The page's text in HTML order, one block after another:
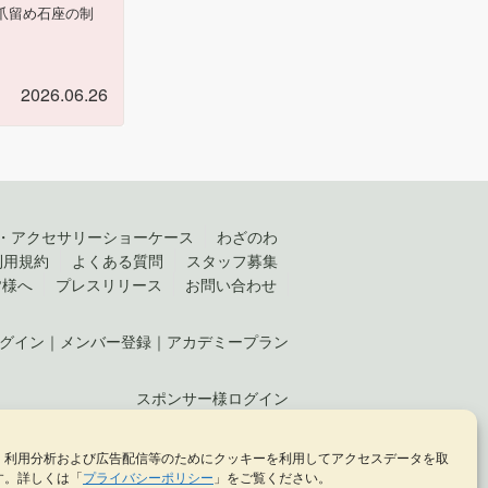
用分析および広告配信等のためにクッキーを利用してアクセスデータを取
詳しくは「プライバシーポリシー 」をご覧ください。
留め石座の制
2026.06.26
アクセサリーショーケース
わざのわ
規約 よくある質問
スタッフ募集
へ
プレスリリース お問い合わせ
イン ｜ メンバー登録 ｜ アカデミープラン
スポンサー様ログイン
KELLCH Co., Ltd. （株式会社ケルヒ）